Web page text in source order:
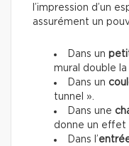
l’impression d’un
assurément un
Dans un
mural double
Dans un
tunnel ».
Dans une
donne un effet
Dans l’